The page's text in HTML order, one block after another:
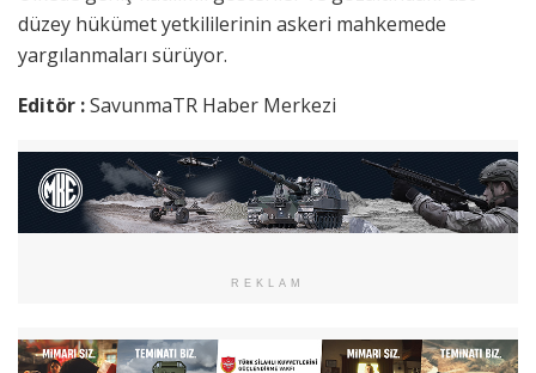
düzey hükümet yetkililerinin askeri mahkemede
yargılanmaları sürüyor.
Editör :SavunmaTR Haber Merkezi
REKLAM